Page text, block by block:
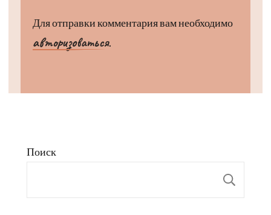
Для отправки комментария вам необходимо
авторизоваться.
Поиск